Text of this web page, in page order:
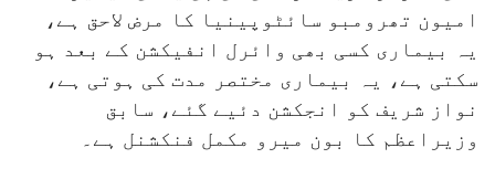
امیون تھرومبو سائٹوپینیا کا مرض لاحق ہے،
یہ بیماری کسی بھی وائرل انفیکشن کے بعد ہو
سکتی ہے، یہ بیماری مختصر مدت کی ہوتی ہے،
نواز شریف کو انجکشن دئیے گئے، سابق
وزیراعظم کا بون میرو مکمل فنکشنل ہے۔